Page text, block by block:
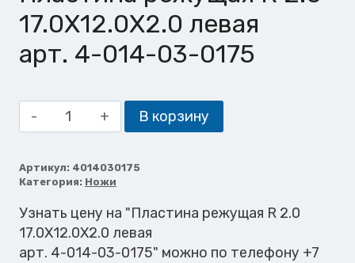
17.0X12.0X2.0 левая
арт. 4-014-03-0175
Количество
товара
режущая
R
2.0
17.0X12.0X2.0
левая
В корзину
Артикул: 4014030175
Категория: Ножи
Узнать цену на "Пластина режущая R 2.0
17.0X12.0X2.0 левая
арт. 4-014-03-0175" можно по телефону +7